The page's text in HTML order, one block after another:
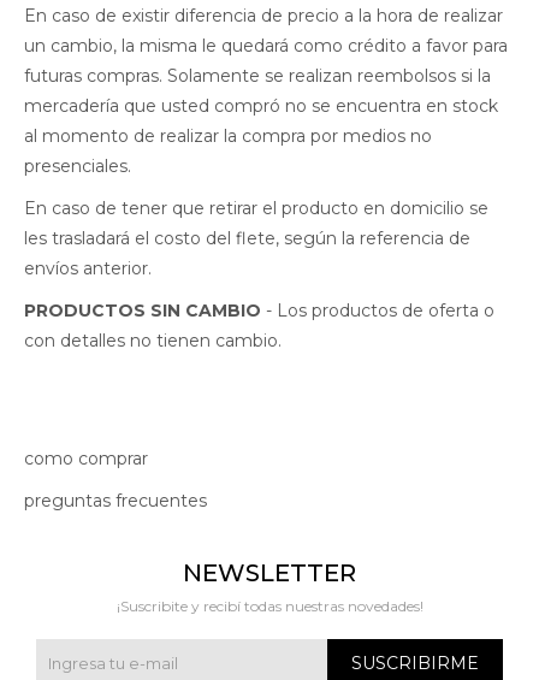
En caso de existir diferencia de precio a la hora de realizar
un cambio, la misma le quedará como crédito a favor para
futuras compras. Solamente se realizan reembolsos si la
mercadería que usted compró no se encuentra en stock
al momento de realizar la compra por medios no
presenciales.
En caso de tener que retirar el producto en domicilio se
les trasladará el costo del flete, según la referencia de
envíos anterior.
PRODUCTOS SIN CAMBIO - Los productos de oferta o
con detalles no tienen cambio.
como comprar
preguntas frecuentes
NEWSLETTER
¡Suscribite y recibí todas nuestras novedades!
SUSCRIBIRME